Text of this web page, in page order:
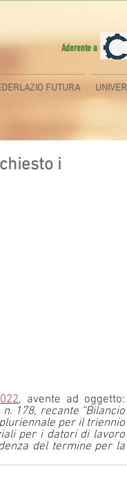
Aderente a
FUTURA
i
178, recante “Bilancio
per il triennio
per i datori di lavoro
del termine per la